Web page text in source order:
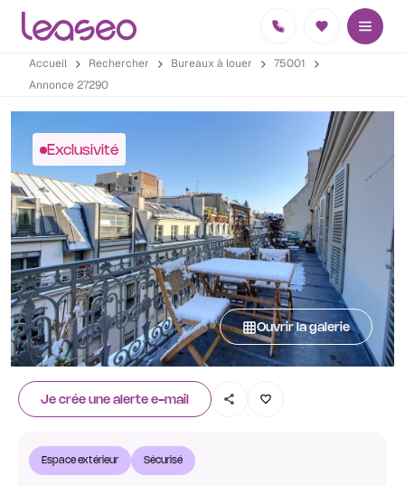
Accueil Rechercher Bureaux à louer
75001
Annonce 27290
Exclusivité
Ouvrir la galerie
Je crée une alerte e-mail
Espace extérieur Sécurisé